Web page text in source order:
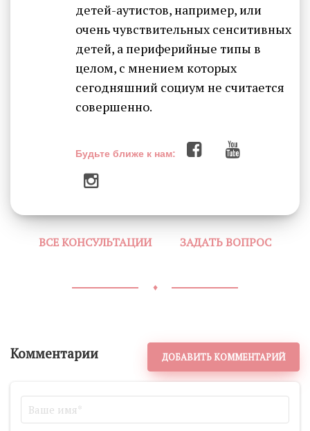
детей-аутистов, например, или
очень чувствительных сенситивных
детей, а периферийные типы в
целом, с мнением которых
сегодняшний социум не считается
совершенно.
Будьте ближе к нам:
ВСЕ КОНСУЛЬТАЦИИ ЗАДАТЬ ВОПРОС
♦
Комментарии ДОБАВИТЬ КОММЕНТАРИЙ